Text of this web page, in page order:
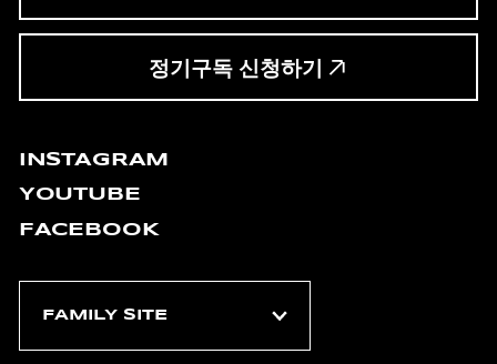
정기구독 신청하기
INSTAGRAM
YOUTUBE
FACEBOOK